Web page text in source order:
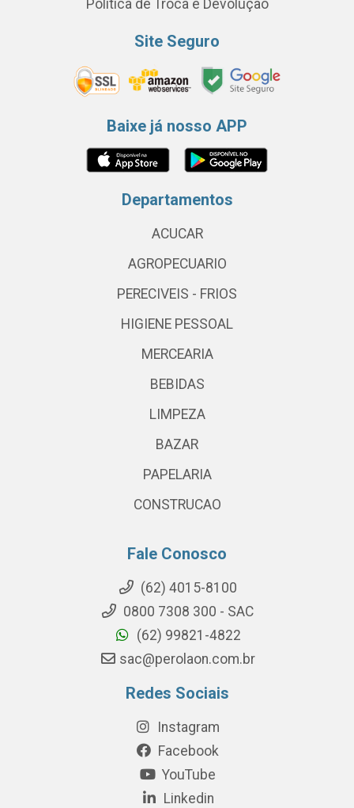
Política de Troca e Devolução
Site Seguro
Baixe já nosso APP
Departamentos
ACUCAR
AGROPECUARIO
PERECIVEIS - FRIOS
HIGIENE PESSOAL
MERCEARIA
BEBIDAS
LIMPEZA
BAZAR
PAPELARIA
CONSTRUCAO
Fale Conosco
(62) 4015-8100
0800 7308 300 - SAC
(62) 99821-4822
sac@perolaon.com.br
Redes Sociais
Instagram
Facebook
YouTube
Linkedin